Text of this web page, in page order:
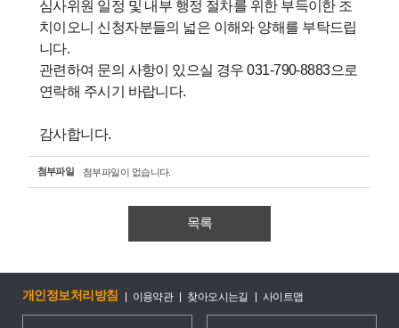
심사위원 일정 및 내부 행정 절차를 위한 부득이한 조
치이오니 신청자분들의 넓은 이해와 양해를 부탁드립
니다.
관련하여 문의 사항이 있으실 경우 031-790-8883으로
연락해 주시기 바랍니다.
감사합니다.
첨부파일 첨부파일이 없습니다.
목록
개인정보처리방침 이용약관 찾아오시는길 사이트맵